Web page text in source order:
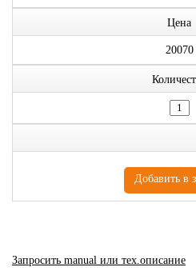
Цена
20070
Запросить manual или тех.описание